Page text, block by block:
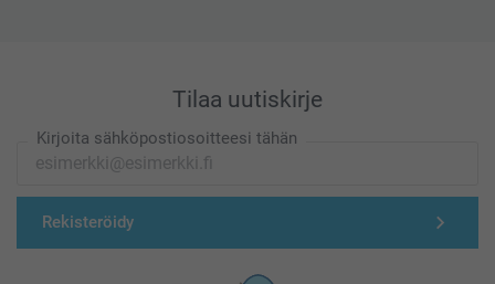
Tilaa uutiskirje
Kirjoita sähköpostiosoitteesi tähän
Rekisteröidy